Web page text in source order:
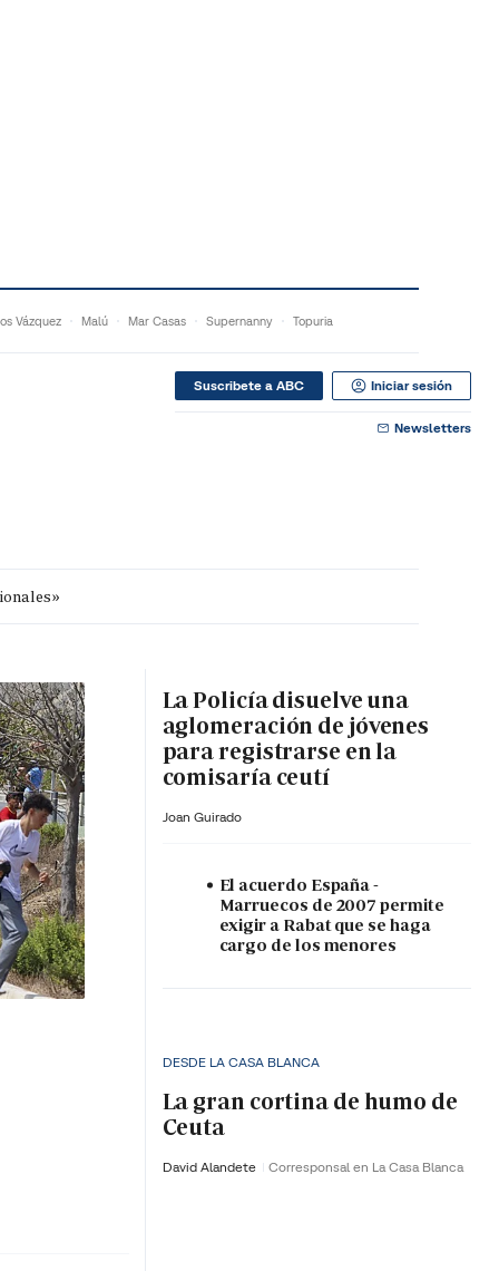
Vázquez Malú Mar Casas Supernanny Topuria
Suscribete a ABC Iniciar sesión
Newsletters
HORA
La Policía disuelve una
aglomeración de jóvenes
para registrarse en la
comisaría ceutí
Joan Guirado
El acuerdo España -
Marruecos de 2007 permite
exigir a Rabat que se haga
cargo de los menores
DESDE LA CASA BLANCA
La gran cortina de humo de
Ceuta
David Alandete Corresponsal en La Casa Blanca